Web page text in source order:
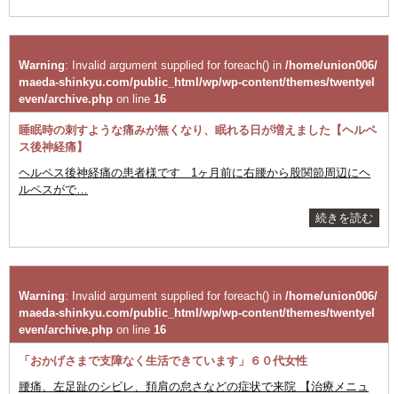
Warning: Invalid argument supplied for foreach() in /home/union006/
maeda-shinkyu.com/public_html/wp/wp-content/themes/twentyel
even/archive.php on line 16
睡眠時の刺すような痛みが無くなり、眠れる日が増えました【ヘルペ
ス後神経痛】
ヘルペス後神経痛の患者様です 1ヶ月前に右腰から股関節周辺にヘ
ルペスがで…
続きを読む
Warning: Invalid argument supplied for foreach() in /home/union006/
maeda-shinkyu.com/public_html/wp/wp-content/themes/twentyel
even/archive.php on line 16
「おかげさまで支障なく生活できています」６０代女性
腰痛、左足趾のシビレ、頚肩の怠さなどの症状で来院 【治療メニュ